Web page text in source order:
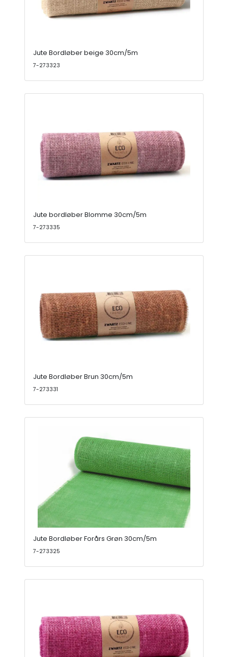
Jute Bordløber beige 30cm/5m
7-273323
Jute bordløber Blomme 30cm/5m
7-273335
Jute Bordløber Brun 30cm/5m
7-273331
Jute Bordløber Forårs Grøn 30cm/5m
7-273325